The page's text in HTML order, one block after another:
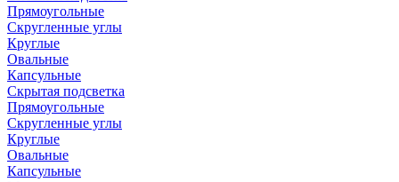
Прямоугольные
Скругленные углы
Круглые
Овальные
Капсульные
Скрытая подсветка
Прямоугольные
Скругленные углы
Круглые
Овальные
Капсульные